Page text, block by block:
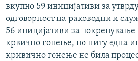
вкупно 59 иницијативи за
одговорност на раководни и
56 иницијативи за покренување
крвично гонење, но ниту една
кривично гонење не била